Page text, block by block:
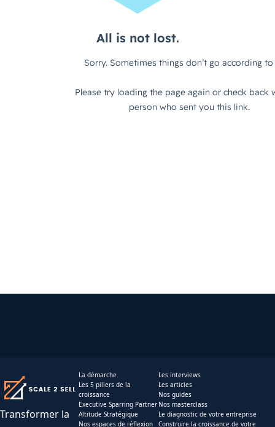
Transformer la
La démarche
Les 5 piliers de la
croissance
Executive Sparring Partner
Altitude Stratégique
Nos espaces de réflexion
Les interviews
Les articles
Nos guides
Nos masterclass
Le diagnostic de votre entreprise
Construire la croissance de votre